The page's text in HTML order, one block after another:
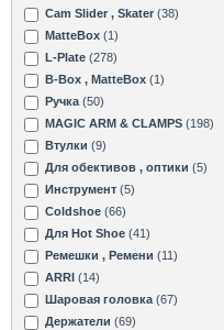
Cam Slider , Skater (38)
MatteBox (1)
L-Plate (278)
B-Box , MatteBox (1)
Ручка (50)
MAGIC ARM & CLAMPS (198)
Втулки (9)
Для обективов , оптики (5)
Инструмент (5)
Coldshoe (66)
Для Hot Shoe (41)
Ремешки , Ремени (11)
ARRI (14)
Шаровая головка (67)
Держатели (69)